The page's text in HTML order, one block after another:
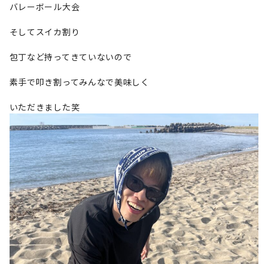
バレーボール大会
そしてスイカ割り
包丁など持ってきていないので
素手で叩き割ってみんなで美味しく
いただきました笑